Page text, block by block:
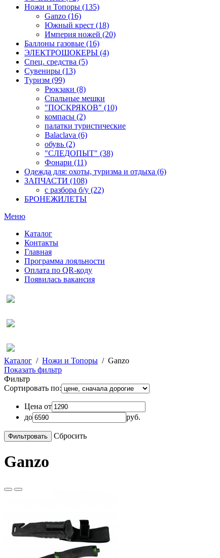
Ножи и Топоры (135)
Ganzo (16)
Южный крест (18)
Империя ножей (20)
Баллоны газовые (16)
ЭЛЕКТРОШОКЕРЫ (4)
Спец. средства (5)
Сувениры (13)
Туризм (99)
Рюкзаки (8)
Спальные мешки
"ПОСКРЯКОВ" (10)
компасы (2)
палатки туристические
Balaclava (6)
обувь (2)
"СЛЕДОПЫТ" (38)
Фонари (11)
Одежда для: охоты, туризма и отдыха (6)
ЗАПЧАСТИ (108)
с разбора б/у (22)
БРОНЕЖИЛЕТЫ
Меню
Каталог
Контакты
Главная
Программа лояльности
Оплата по QR-коду
Появилась вакансия
Каталог / Ножи и Топоры / Ganzo
Показать фильтр
Фильтр
Сортировать по:
Цена от
до
руб.
Сбросить
Ganzo